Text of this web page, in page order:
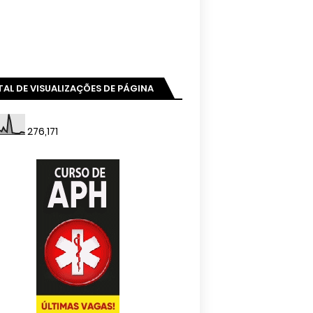
DE VISUALIZAÇÕES DE PÁGINA
276,171